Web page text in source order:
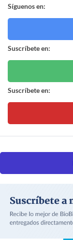
Síguenos en:
Suscríbete en:
Suscríbete en: